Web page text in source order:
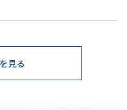
見る